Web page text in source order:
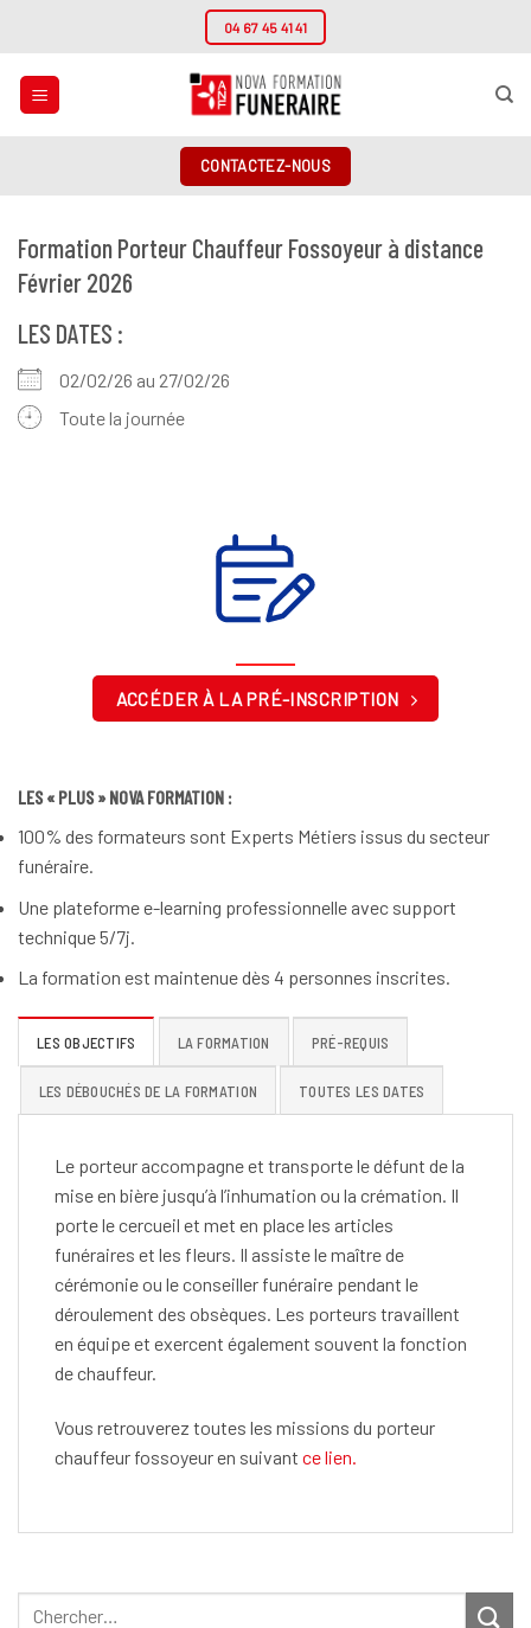
contenu
04 67 45 41 41
CONTACTEZ-NOUS
Formation Porteur Chauffeur Fossoyeur à distance
Février 2026
LES DATES :
02/02/26 au 27/02/26
Toute la journée
ACCÉDER À LA PRÉ-INSCRIPTION
LES « PLUS » NOVA FORMATION :
100% des formateurs sont Experts Métiers issus du secteur
funéraire.
Une plateforme e-learning professionnelle avec support
technique 5/7j.
La formation est maintenue dès 4 personnes inscrites.
LES OBJECTIFS LA FORMATION PRÉ-REQUIS
LES DÉBOUCHÉS DE LA FORMATION TOUTES LES DATES
Le porteur accompagne et transporte le défunt de la
mise en bière jusqu’à l’inhumation ou la crémation. Il
porte le cercueil et met en place les articles
funéraires et les fleurs. Il assiste le maître de
cérémonie ou le conseiller funéraire pendant le
déroulement des obsèques. Les porteurs travaillent
en équipe et exercent également souvent la fonction
de chauffeur.
Vous retrouverez toutes les missions du porteur
chauffeur fossoyeur en suivant ce lien.